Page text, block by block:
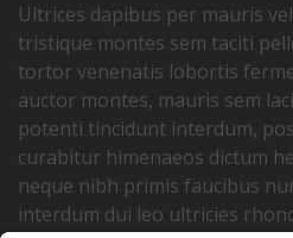
Ultrices dapibus per mauris
tristique montes sem taciti
tortor venenatis lobortis
auctor montes, mauris sem
potenti tincidunt interdum,
curabitur himenaeos dictum
neque nibh primis faucibus
interdum dui leo ultricies